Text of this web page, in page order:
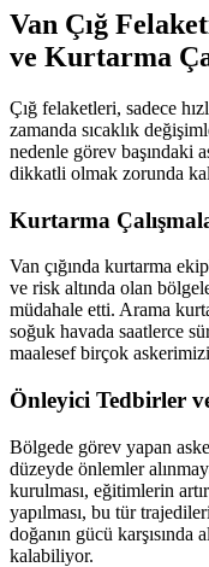
Van Çığ
ve Kurtarma
Çığ felaketleri, sadece
zamanda sıcaklık
nedenle görev başındaki
dikkatli olmak zorunda
Kurtarma
Van çığında kurtarma
ve risk altında olan
müdahale etti. Arama
soğuk havada saatlerce
maalesef birçok
Önleyici Tedbirler
Bölgede görev yapan
düzeyde önlemler
kurulması, eğitimlerin
yapılması, bu tür
doğanın gücü karşısında
kalabiliyor.